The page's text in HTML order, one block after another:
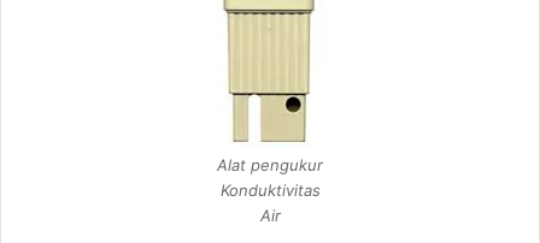
Alat pengukur
Konduktivitas
Air